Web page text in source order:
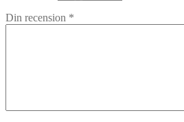
Din recension *